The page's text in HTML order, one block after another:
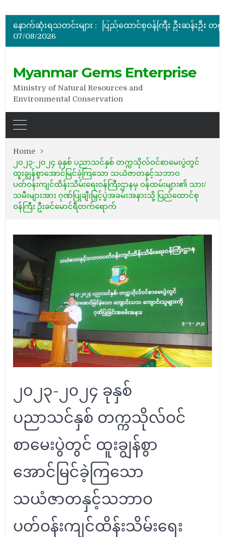
နောက်ဆုံးရသတင်းများ :
အိတ်ဖွင့်တင်ဒါခေါ်ယူခြင်း
07/08/2026
Myanmar Gems Enterprise
Ministry of Natural Resources and
Environmental Conservation
Home
၂၀၂၃-၂၀၂၄ ခုနှစ် ပညာသင်နှစ် တက္ကသိုလ်ဝင်စာမေးပွဲတွင်
ထူးချွန်စွာအောင်မြင်ခဲ့ကြသော သယံဇာတနှင့်သဘာဝ
ပတ်ဝန်းကျင်ထိန်းသိမ်း‌ရေးဝန်ကြီးဌာနမှ ဝန်ထမ်းများ၏ သား/
သမီးများအား ဂုဏ်ပြုချီးမြှင့်ပွဲအခမ်းအနားသို့ ပြည်ထောင်စု
ဝန်ကြီး ဦးခင်မောင်ရီတက်ရောက်
၂၀၂၃-၂၀၂၄ ခုနှစ်
ပညာသင်နှစ် တက္ကသိုလ်ဝင်
စာမေးပွဲတွင် ထူးချွန်စွာ
အောင်မြင်ခဲ့ကြသော
သယံဇာတနှင့်သဘာဝ
ပတ်ဝန်းကျင်ထိန်းသိမ်း‌ရေး